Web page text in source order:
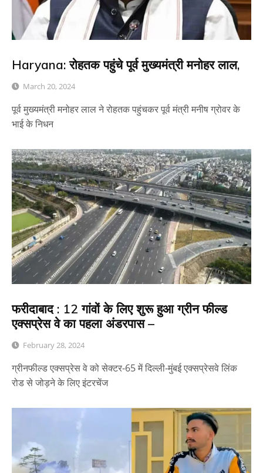
Haryana: रोहतक पहुंचे पूर्व मुख्यमंत्री मनोहर लाल,
March 20, 2024
पूर्व मुख्यमंत्री मनोहर लाल ने रोहतक पहुंचकर पूर्व मंत्री मनीष ग्रोवर के
भाई के निधन
फरीदाबाद : 12 गांवों के लिए शुरू हुआ ग्रीन फील्ड
एक्सप्रेस वे का पहला अंडरपास –
February 28, 2024
ग्रीनफील्ड एक्सप्रेस वे को सेक्टर-65 में दिल्ली-मुंबई एक्सप्रेसवे लिंक
रोड से जोड़ने के लिए इंटरचेंज